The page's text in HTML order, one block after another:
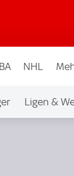
NHL
Ligen &